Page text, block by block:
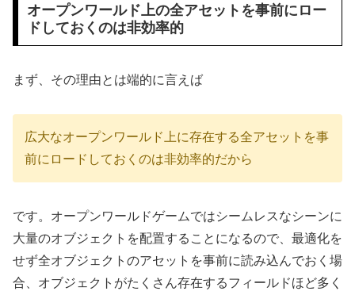
オープンワールド上の全アセットを事前にロー
ドしておくのは非効率的
まず、その理由とは端的に言えば
広大なオープンワールド上に存在する全アセットを事
前にロードしておくのは非効率的だから
です。オープンワールドゲームではシームレスなシーンに
大量のオブジェクトを配置することになるので、最適化を
せず全オブジェクトのアセットを事前に読み込んでおく場
合、オブジェクトがたくさん存在するフィールドほど多く